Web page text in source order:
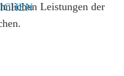
Leistungen der